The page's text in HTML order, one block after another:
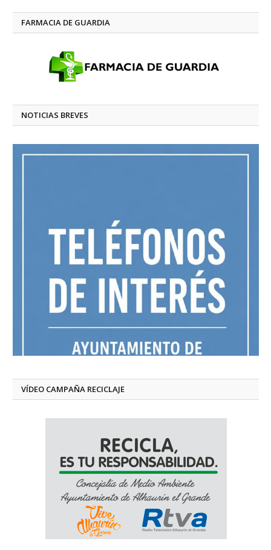
FARMACIA DE GUARDIA
NOTICIAS BREVES
VÍDEO CAMPAÑA RECICLAJE